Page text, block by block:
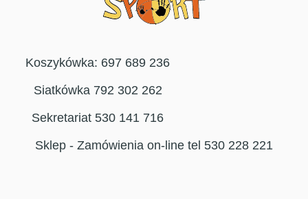
Koszykówka: 697 689 236
Siatkówka 792 302 262
Sekretariat 530 141 716
Sklep - Zamówienia on-line tel 530 228 221